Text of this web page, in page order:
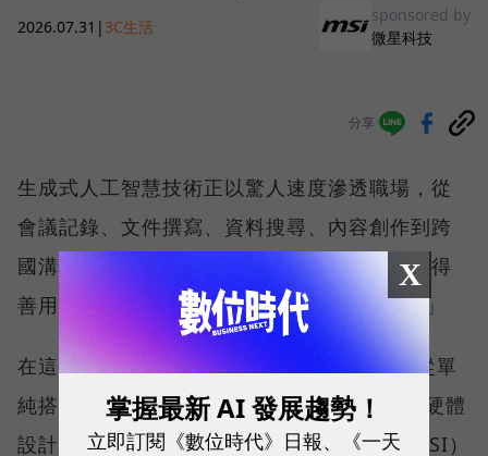
2026.07.31 | 3C生活
sponsored by
微星科技
分享
生成式人工智慧技術正以驚人速度滲透職場，從
會議記錄、文件撰寫、資料搜尋、內容創作到跨
國溝通，每位知識工作者都開始思考：「我懂得
善用 AI 嗎？我的硬體跟得上生產力轉型嗎？」
在這樣的氛圍下，市場對 AI PC 的期待，已從單
純搭載最新處理器，擴展到如何將 AI 算力、硬體
設計與真實使用情境無縫整合。微星科技（MSI）
X
掌握最新 AI 發展趨勢！
立即訂閱《數位時代》日報、《一天